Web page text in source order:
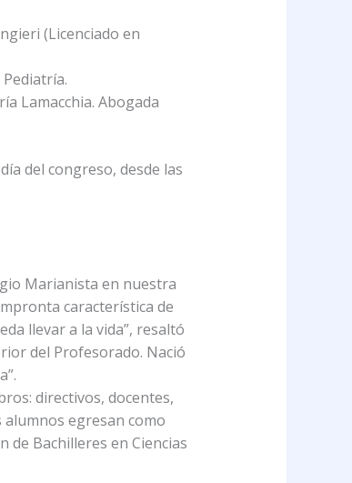
(Licenciado en
Lamacchia. Abogada
del congreso, desde las
Marianista en nuestra
característica de
llevar a la vida”, resaltó
del Profesorado. Nació
directivos, docentes,
egresan como
de Bachilleres en Ciencias